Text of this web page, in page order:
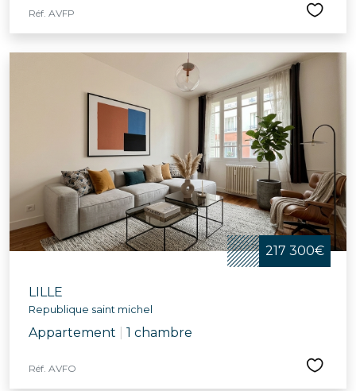
Réf. AVFP
217 300€
LILLE
Republique saint michel
Appartement 1 chambre
Réf. AVFO